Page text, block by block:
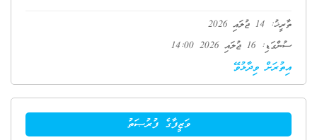
ތާރީޚު: 14 ޖުލައި 2026
ސުންގަޑި: 16 ޖުލައި 2026 14:00
އިތުރަށް ވިދާޅުވޭ
ވަޒީފާގެ ފުރުޞަތު